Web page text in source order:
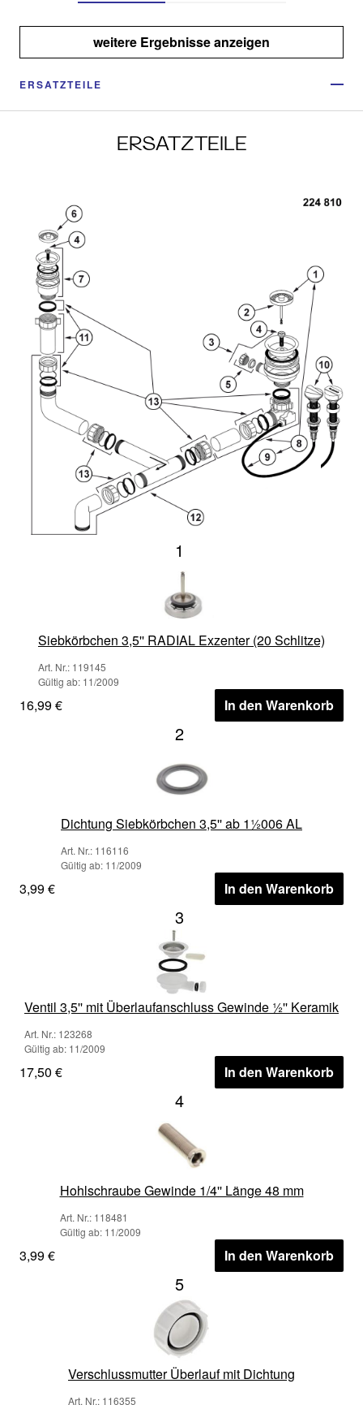
weitere Ergebnisse anzeigen
ERSATZTEILE
ERSATZTEILE
1
Siebkörbchen 3,5'' RADIAL Exzenter (20 Schlitze)
Art. Nr.: 119145
Gültig ab: 11/2009
16,99 € In den Warenkorb
2
Dichtung Siebkörbchen 3,5'' ab 1½006 AL
Art. Nr.: 116116
Gültig ab: 11/2009
3,99 € In den Warenkorb
3
Ventil 3,5'' mit Überlaufanschluss Gewinde ½'' Keramik
Art. Nr.: 123268
Gültig ab: 11/2009
17,50 € In den Warenkorb
4
Hohlschraube Gewinde 1/4'' Länge 48 mm
Art. Nr.: 118481
Gültig ab: 11/2009
3,99 € In den Warenkorb
5
Verschlussmutter Überlauf mit Dichtung
Art. Nr.: 116355